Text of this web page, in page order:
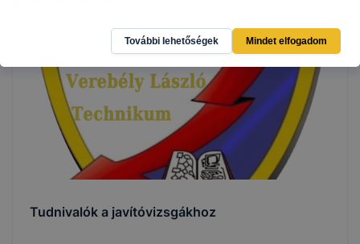
Tudnivalók a javítóvizsgákhoz
További lehetőségek Mindet elfogadom